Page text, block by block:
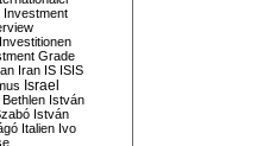
Investment
Investitionen
Grade
Iran IS ISIS
Israel
István
István
Italien Ivo